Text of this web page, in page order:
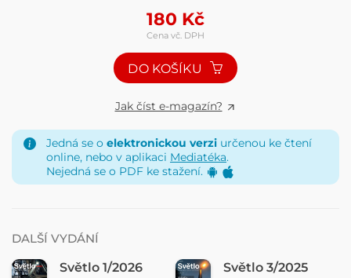
180 Kč
Cena vč. DPH
DO KOŠÍKU
Jak číst e-magazín?
Jedná se o elektronickou verzi určenou ke čtení
online, nebo v aplikaci Mediatéka.
Nejedná se o PDF ke stažení.
DALŠÍ VYDÁNÍ
Světlo 1/2026
Světlo 3/2025